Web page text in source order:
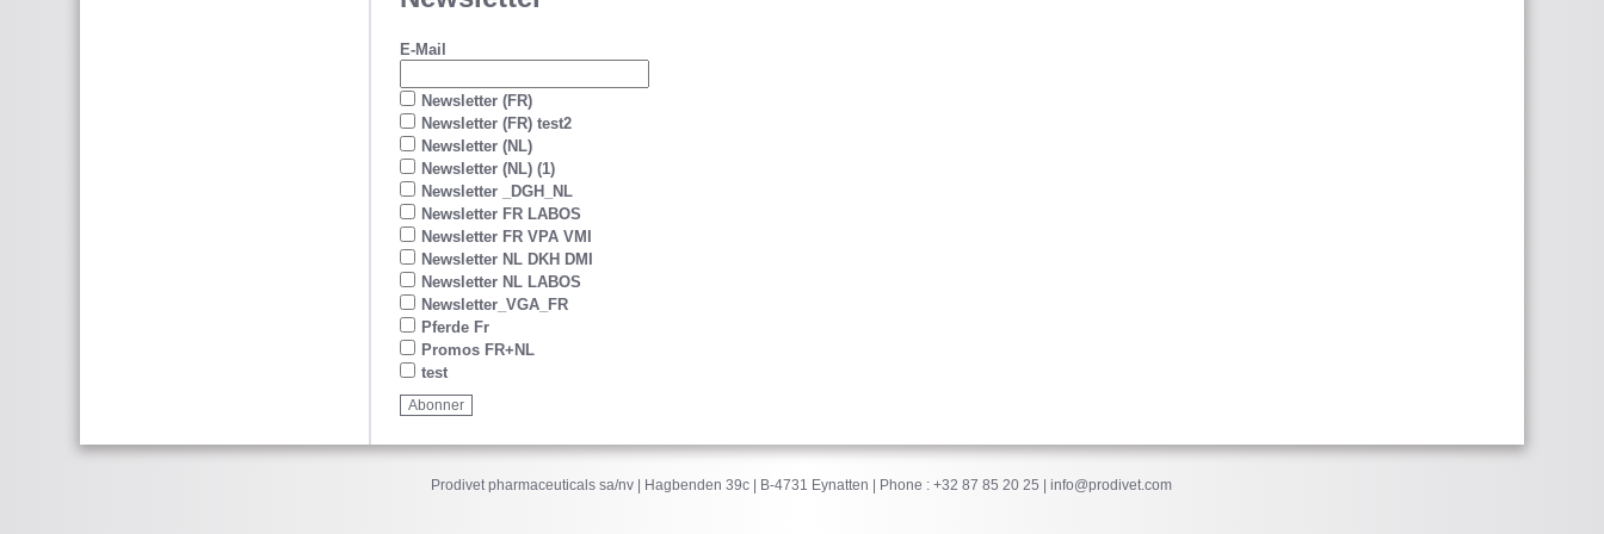
E-Mail
Newsletter (FR)
Newsletter (FR) test2
Newsletter (NL)
Newsletter (NL) (1)
Newsletter _DGH_NL
Newsletter FR LABOS
Newsletter FR VPA VMI
Newsletter NL DKH DMI
Newsletter NL LABOS
Newsletter_VGA_FR
Pferde Fr
Promos FR+NL
test
Prodivet pharmaceuticals sa/nv | Hagbenden 39c | B-4731 Eynatten | Phone : +32 87 85 20 25 |info@prodivet.com